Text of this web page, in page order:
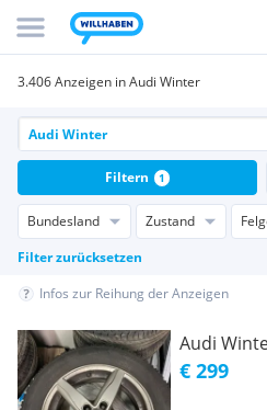
3.406 Anzeigen in Audi Winter
Bundesland Zustand
Filter zurücksetzen
Filtern 1
Infos zur Reihung der Anzeigen
Audi
€ 299